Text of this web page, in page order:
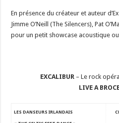
En présence du créateur et auteur
Jimme O’Neill (The Silencers), Pat
pour un petit showcase acoustique
EXCALIBUR –Le rock
LIVE A
LES DANSEURS IRLANDAIS